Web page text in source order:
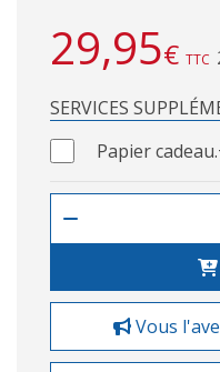
29,95€ TTC
SERVICES
Papier cadeau.
Vous